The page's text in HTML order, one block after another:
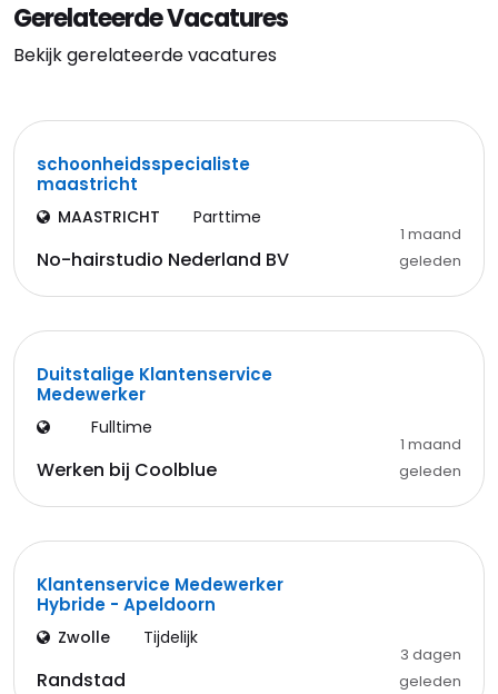
Gerelateerde Vacatures
Bekijk gerelateerde vacatures
schoonheidsspecialiste
maastricht
MAASTRICHT Parttime
No-hairstudio Nederland BV
1 maand
geleden
Duitstalige Klantenservice
Medewerker
Fulltime
Werken bij Coolblue
1 maand
geleden
Klantenservice Medewerker
Hybride - Apeldoorn
Zwolle Tijdelijk
Randstad
3 dagen
geleden